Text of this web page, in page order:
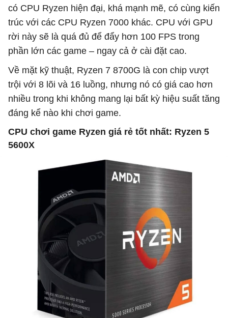
có CPU Ryzen hiện đại, khá mạnh mẽ, có cùng kiến
​​trúc với các CPU Ryzen 7000 khác. CPU với GPU
rời này sẽ là quá đủ để đẩy hơn 100 FPS trong
phần lớn các game – ngay cả ở cài đặt cao.
Về mặt kỹ thuật, Ryzen 7 8700G là con chip vượt
trội với 8 lõi và 16 luồng, nhưng nó có giá cao hơn
nhiều trong khi không mang lại bất kỳ hiệu suất tăng
đáng kể nào khi chơi game.
CPU chơi game Ryzen giá rẻ tốt nhất: Ryzen 5
5600X